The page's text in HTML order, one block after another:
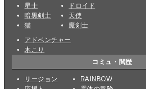
星士
暗黒剣士
猫
ドロイド
天使
魔剣士
アドベンチャー
木こり
コミュ・閲歴
リージョン
RAINBOW